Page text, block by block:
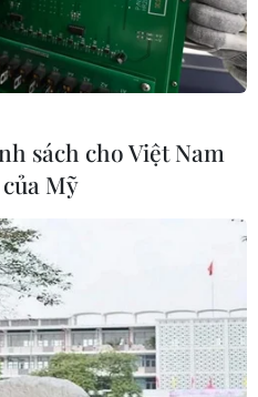
Việt Nam-
từ trái
khánh lần
sách cho Việt Nam
Mỹ